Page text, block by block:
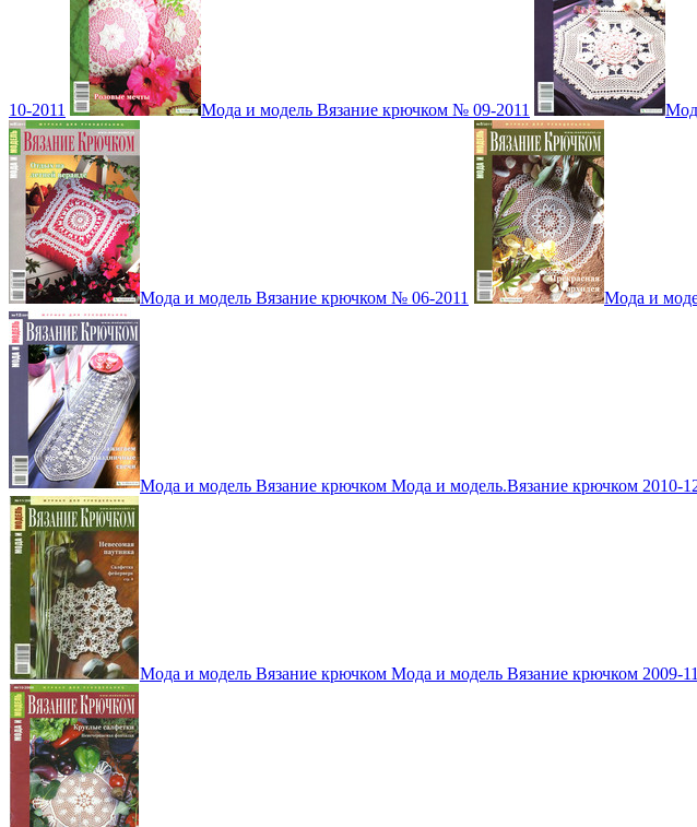
10-2011 Мода и модель Вязание крючком № 09-2011
Мода и модель Вязание крючком № 06-2011 Мода и
Мода и модель Вязание крючком Мода и модель.Вязание крючком 2010-
Мода и модель Вязание крючком Мода и модель Вязание крючком 2009-11